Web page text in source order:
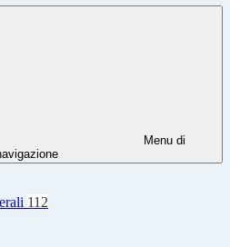
Menu di
112